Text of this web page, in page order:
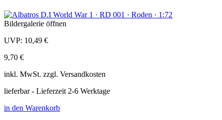
Bildergalerie öffnen
UVP: 10,49 €
9,70 €
inkl. MwSt. zzgl. Versandkosten
lieferbar - Lieferzeit 2-6 Werktage
in den Warenkorb